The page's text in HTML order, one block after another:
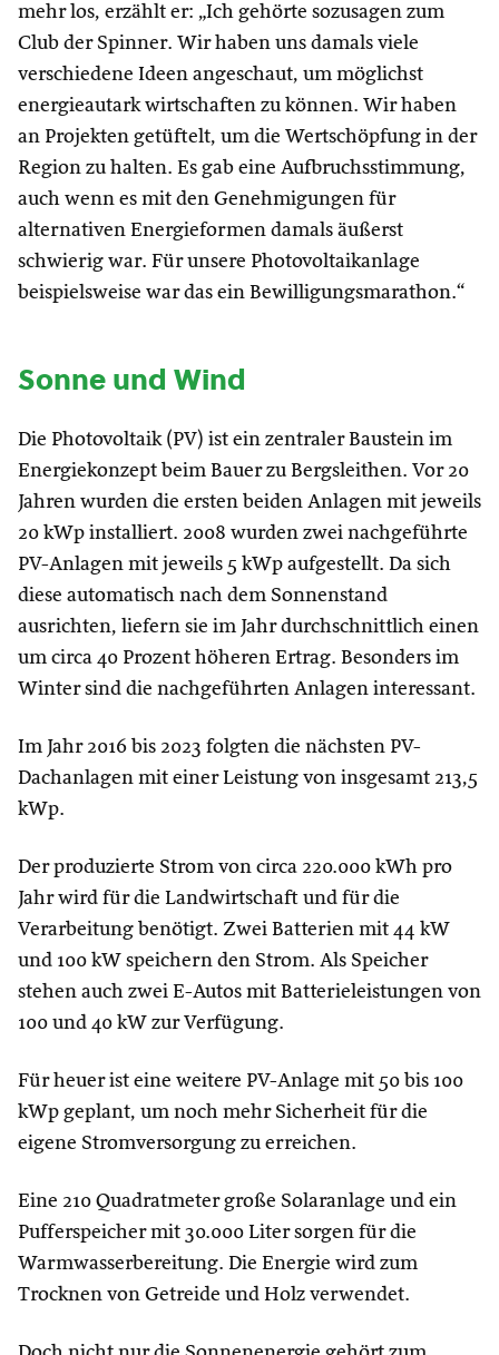
mehr los, erzählt er: „Ich gehörte sozusagen zum
Club der Spinner. Wir haben uns damals viele
verschiedene Ideen angeschaut, um möglichst
energieautark wirtschaften zu können. Wir haben
an Projekten getüftelt, um die Wertschöpfung in der
Region zu halten. Es gab eine Aufbruchsstimmung,
auch wenn es mit den Genehmigungen für
alternativen Energieformen damals äußerst
schwierig war. Für unsere Photovoltaikanlage
beispielsweise war das ein Bewilligungsmarathon.“
Sonne und Wind
Die Photovoltaik (PV) ist ein zentraler Baustein im
Energiekonzept beim Bauer zu Bergsleithen. Vor 20
Jahren wurden die ersten beiden Anlagen mit jeweils
20 kWp installiert. 2008 wurden zwei nachgeführte
PV-Anlagen mit jeweils 5 kWp aufgestellt. Da sich
diese automatisch nach dem Sonnenstand
ausrichten, liefern sie im Jahr durchschnittlich einen
um circa 40 Prozent höheren Ertrag. Besonders im
Winter sind die nachgeführten Anlagen interessant.
Im Jahr 2016 bis 2023 folgten die nächsten PV-
Dachanlagen mit einer Leistung von insgesamt 213,5
kWp.
Der produzierte Strom von circa 220.000 kWh pro
Jahr wird für die Landwirtschaft und für die
Verarbeitung benötigt. Zwei Batterien mit 44 kW
und 100 kW speichern den Strom. Als Speicher
stehen auch zwei E-Autos mit Batterieleistungen von
100 und 40 kW zur Verfügung.
Für heuer ist eine weitere PV-Anlage mit 50 bis 100
kWp geplant, um noch mehr Sicherheit für die
eigene Stromversorgung zu erreichen.
Eine 210 Quadratmeter große Solaranlage und ein
Pufferspeicher mit 30.000 Liter sorgen für die
Warmwasserbereitung. Die Energie wird zum
Trocknen von Getreide und Holz verwendet.